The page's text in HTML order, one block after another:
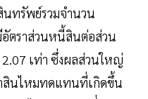
ทรัพย์รวมจำนวน
ตราส่วนหนี้สินต่อส่วน
เท่า ซึ่งผลส่วนใหญ่
สินไหมทดแทนที่เกิดขึ้น